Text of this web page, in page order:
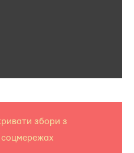
збори з
соцмережах